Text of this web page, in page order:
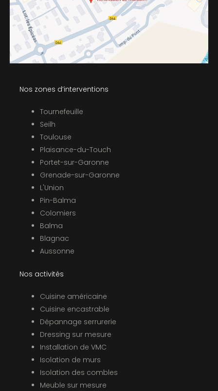
Nos zones d’interventions
Tournefeuille
Seilh
Toulouse
Plaisance-du-Touch
Portet-sur-Garonne
Grenade-sur-Garonne
L'Union
Pin-Balma
Colomiers
Balma
Blagnac
Aussonne
Nos activités
Cuisine américaine
Cuisine encastrable
Dépannage serrurerie
Dressing sur mesure
Installation de VMC
Isolation de murs
Isolation des combles
Meuble sur mesure